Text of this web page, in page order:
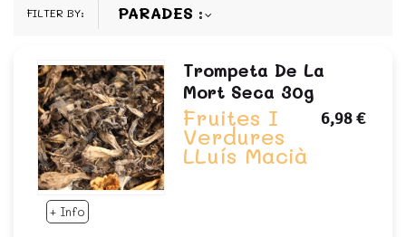
FILTER BY: PARADES
+ Info
Trompeta De La
Mort Seca 30g
Fruites I
Verdures
LLuís Macià
6,98 €